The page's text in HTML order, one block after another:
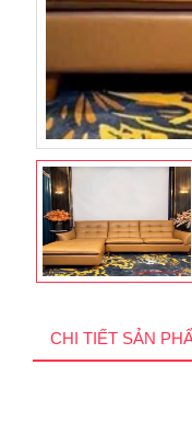
CHI TIẾT SẢN